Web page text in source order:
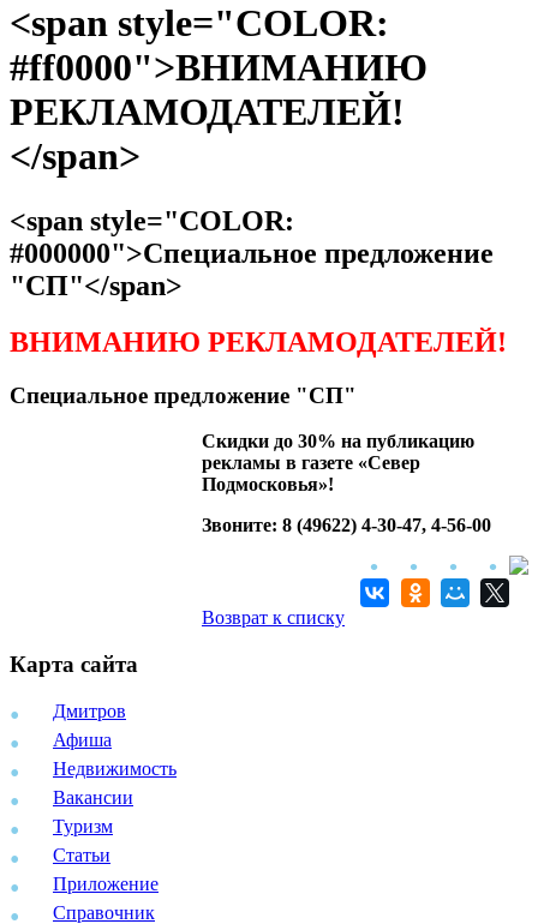
<span style="COLOR:
#ff0000">ВНИМАНИЮ
РЕКЛАМОДАТЕЛЕЙ!
</span>
<span style="COLOR:
#000000">Специальное предложение
"СП"</span>
ВНИМАНИЮ РЕКЛАМОДАТЕЛЕЙ!
Специальное предложение "СП"
Скидки до 30% на публикацию
рекламы в газете «Север
Подмосковья»!
Звоните: 8 (49622) 4-30-47, 4-56-00
Возврат к списку
Карта сайта
Дмитров
Афиша
Недвижимость
Вакансии
Туризм
Статьи
Приложение
Справочник